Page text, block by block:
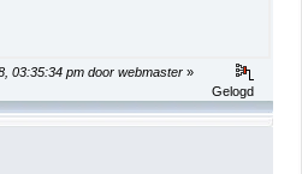
03:35:34 pm door webmaster »
Gelogd